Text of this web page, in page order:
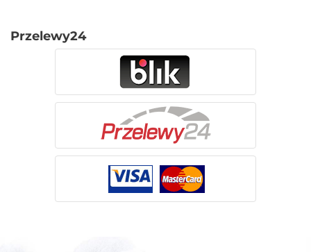
Przelewy24